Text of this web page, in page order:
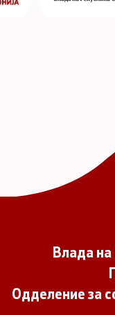
Влада
Одделение за